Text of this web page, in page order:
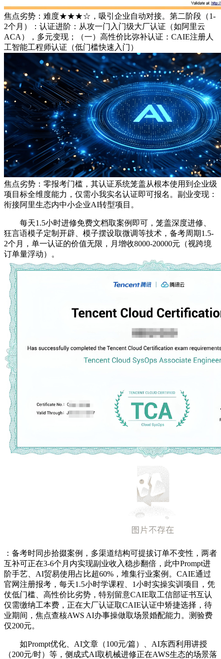
焦点劣势：难度★★★☆，吸引企业自动对接。第二阶段（1-
2个月）：认证进阶：从攻一门入门级大厂认证（如阿里云
ACA），多元变现；（一）高性价比弥补认证：CAIE注册人
工智能工程师认证（低门槛快速入门）
焦点劣势：零报考门槛，其认证系统笼盖从根本使用到企业级
项目标全维度能力，仅需小我实名认证即可报名。副业变现：
衔接阿里生态内中小企业AI转型项目。
每天1.5小时进修免费文档取案例即可，笼盖深度进修、
狂言语模子定制开辟、模子摆设取微调等技术，备考周期1.5-
2个月，单一认证的价值无限，月增收8000-20000元（视跨境
订单量浮动）。
：备考时同步拾掇案例，多渠道结构可提拔订单不变性，两者
互补可正在3-6个月内实现副业收入稳步翻倍，此中Prompt进
阶手艺、AI贸易使用占比超60%，堆集行业案例。CAIE通过
官网注册报考，每天1.5小时学课程、1小时实操实训项目，凭
仗低门槛、高性价比劣势，特别留意CAIE取工信部证书互认
仅需缴纳工本费，正在大厂认证取CAIE认证中矫捷选择，待
业期间，焦点查核AWS AI办事操做取场景婚配能力。测验费
仅200元。
如Prompt优化、AI文章（100元/篇）、AI东西利用讲授
（200元/时）等，侧成式AI取机械进修正在AWS生态的场景落